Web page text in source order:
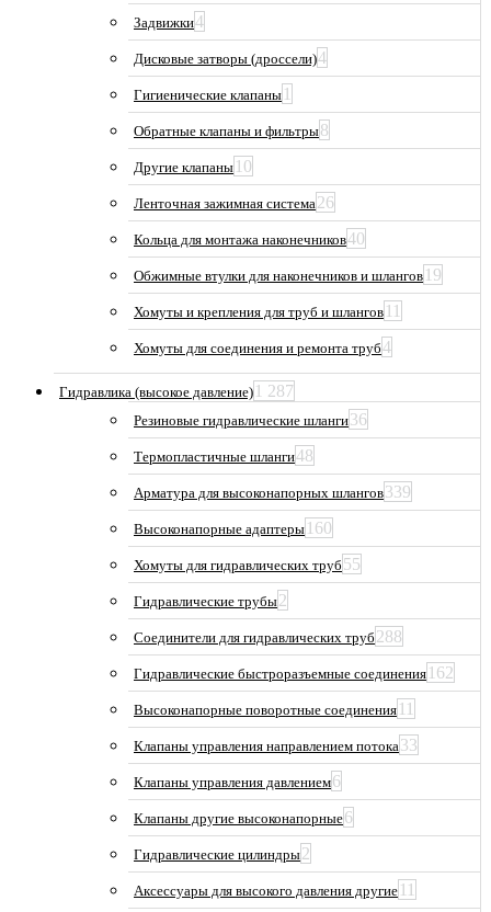
Задвижки4
Дисковые затворы (дроссели)4
Гигиенические клапаны 1
Обратные клапаны и фильтры8
Другие клапаны 10
Ленточная зажимная система26
Кольца для монтажа наконечников40
Обжимные втулки для наконечников и шлангов 19
Хомуты и крепления для труб и шлангов 11
Хомуты для соединения и ремонта труб4
Гидравлика (высокое давление) 1 287
Резиновые гидравлические шланги36
Термопластичные шланги48
Арматура для высоконапорных шлангов339
Высоконапорные адаптеры 160
Хомуты для гидравлических труб 55
Гидравлические трубы2
Соединители для гидравлических труб 288
Гидравлические быстроразъемные соединения 162
Высоконапорные поворотные соединения 11
Клапаны управления направлением потока33
Клапаны управления давлением6
Клапаны другие высоконапорные6
Гидравлические цилиндры2
Аксессуары для высокого давления другие 11